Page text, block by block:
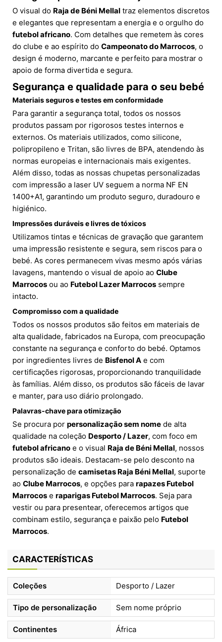
O visual do Raja de Béni Mellal traz elementos discretos
e elegantes que representam a energia e o orgulho do
futebol africano. Com detalhes que remetem às cores
do clube e ao espírito do Campeonato do Marrocos, o
design é moderno, marcante e perfeito para mostrar o
apoio de forma divertida e segura.
Segurança e qualidade para o seu bebé
Materiais seguros e testes em conformidade
Para garantir a segurança total, todos os nossos
produtos passam por rigorosos testes internos e
externos. Os materiais utilizados, como silicone,
polipropileno e Tritan, são livres de BPA, atendendo às
normas europeias e internacionais mais exigentes.
Além disso, todas as nossas chupetas personalizadas
com impressão a laser UV seguem a norma NF EN
1400+A1, garantindo um produto seguro, duradouro e
higiénico.
Impressões duráveis e livres de tóxicos
Utilizamos tintas e técnicas de gravação que garantem
uma impressão resistente e segura, sem riscos para o
bebé. As cores permanecem vivas mesmo após várias
lavagens, mantendo o visual de apoio ao Clube
Marrocos ou ao Futebol Lazer Marrocos sempre
intacto.
Compromisso com a qualidade
Todos os nossos produtos são feitos em materiais de
alta qualidade, fabricados na Europa, com preocupação
constante na segurança e conforto do bebé. Optamos
por ingredientes livres de Bisfenol A e com
certificações rigorosas, proporcionando tranquilidade
às famílias. Além disso, os produtos são fáceis de lavar
e manter, para uso diário prolongado.
Palavras-chave para otimização
Se procura por personalização sem nome de alta
qualidade na coleção Desporto / Lazer, com foco em
futebol africano e o visual Raja de Béni Mellal, nossos
produtos são ideais. Destacam-se pelo desconto na
personalização de camisetas Raja Béni Mellal, suporte
ao Clube Marrocos, e opções para rapazes Futebol
Marrocos e raparigas Futebol Marrocos. Seja para
vestir ou para presentear, oferecemos artigos que
combinam estilo, segurança e paixão pelo Futebol
Marrocos.
CARACTERÍSTICAS
Coleções Desporto / Lazer
Tipo de personalização Sem nome próprio
Continentes África